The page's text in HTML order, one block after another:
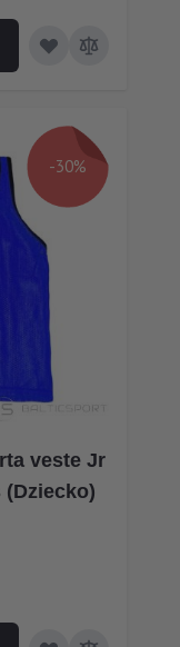
-30%
veste Jr
(Dziecko)